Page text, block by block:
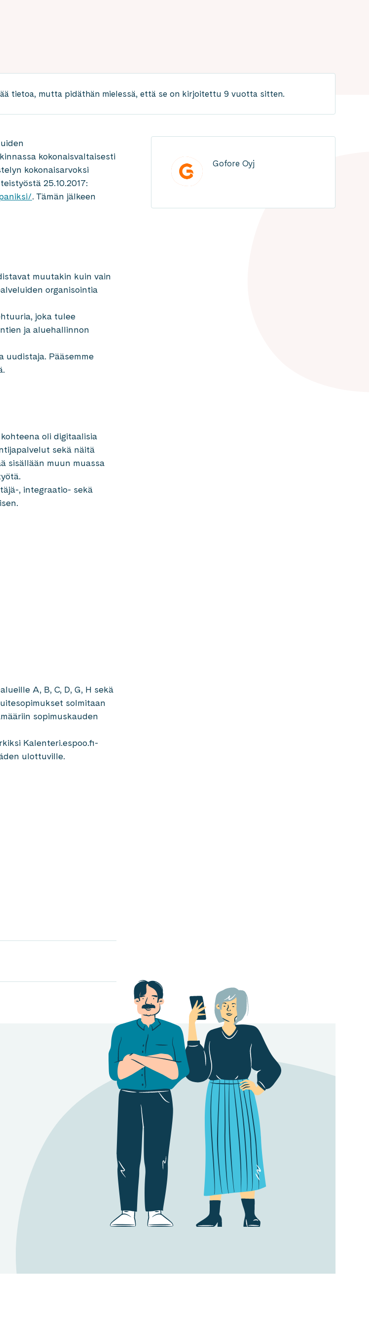
tietoa, mutta pidäthän mielessä, että se on kirjoitettu 9 vuotta sitten.
kokonaisvaltaisesti
kokonaisarvoksi
25.10.2017:
. Tämän jälkeen
muutakin kuin vain
organisointia
joka tulee
ja aluehallinnon
uudistaja. Pääsemme
oli digitaalisia
sekä näitä
sisällään muun muassa
, integraatio- sekä
A, B, C, D, G, H sekä
solmitaan
sopimuskauden
Kalenteri.espoo.fi-
ulottuville.
Gofore Oyj